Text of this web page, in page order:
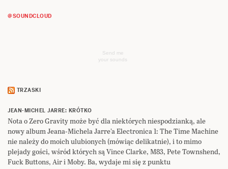
@SOUNDCLOUD
Send me
your sounds
TRZASKI
JEAN-MICHEL JARRE: KRÓTKO
Nota o Zero Gravity może być dla niektórych niespodzianką, ale
nowy album Jeana-Michela Jarre’a Electronica 1: The Time Machine
nie należy do moich ulubionych (mówiąc delikatnie), i to mimo
plejady gości, wśród których są Vince Clarke, M83, Pete Townshend,
Fuck Buttons, Air i Moby. Ba, wydaje mi się z punktu